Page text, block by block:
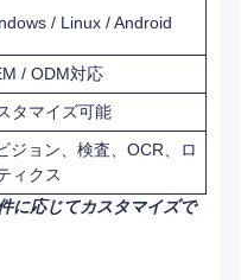
/ Linux / Android
/ ODM対応
タマイズ可能
ジョン、検査、OCR、ロ
ィクス
に応じてカスタマイズで